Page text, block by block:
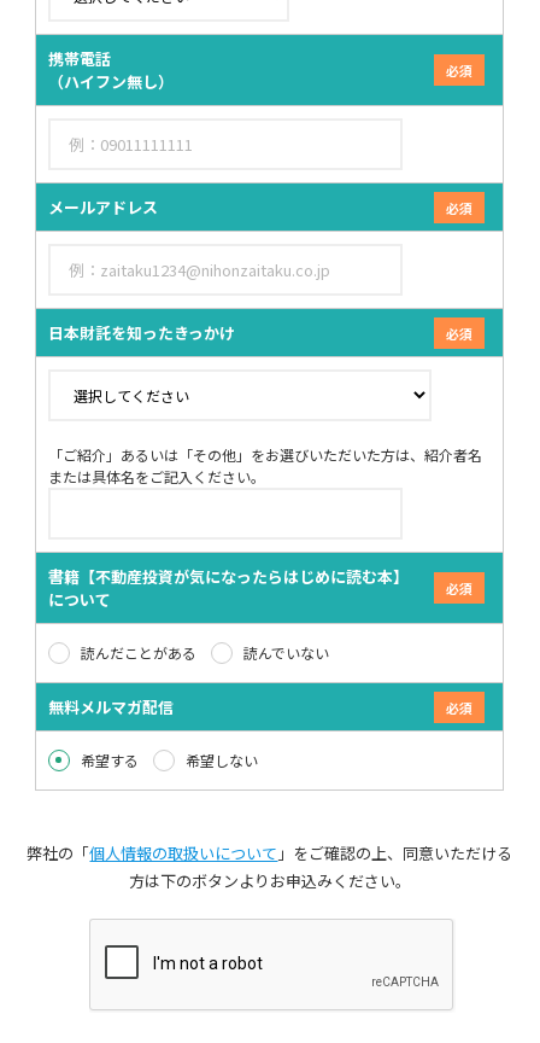
携帯電話
（ハイフン無し）
メールアドレス
日本財託を知ったきっかけ
「ご紹介」あるいは「その他」をお選びいただいた方は、紹介者名
または具体名をご記入ください。
書籍【不動産投資が気になったらはじめに読む本】
について
読んだことがある 読んでいない
無料メルマガ配信
希望する 希望しない
弊社の「個人情報の取扱いについて 」をご確認の上、同意いただける
方は下のボタンよりお申込みください。